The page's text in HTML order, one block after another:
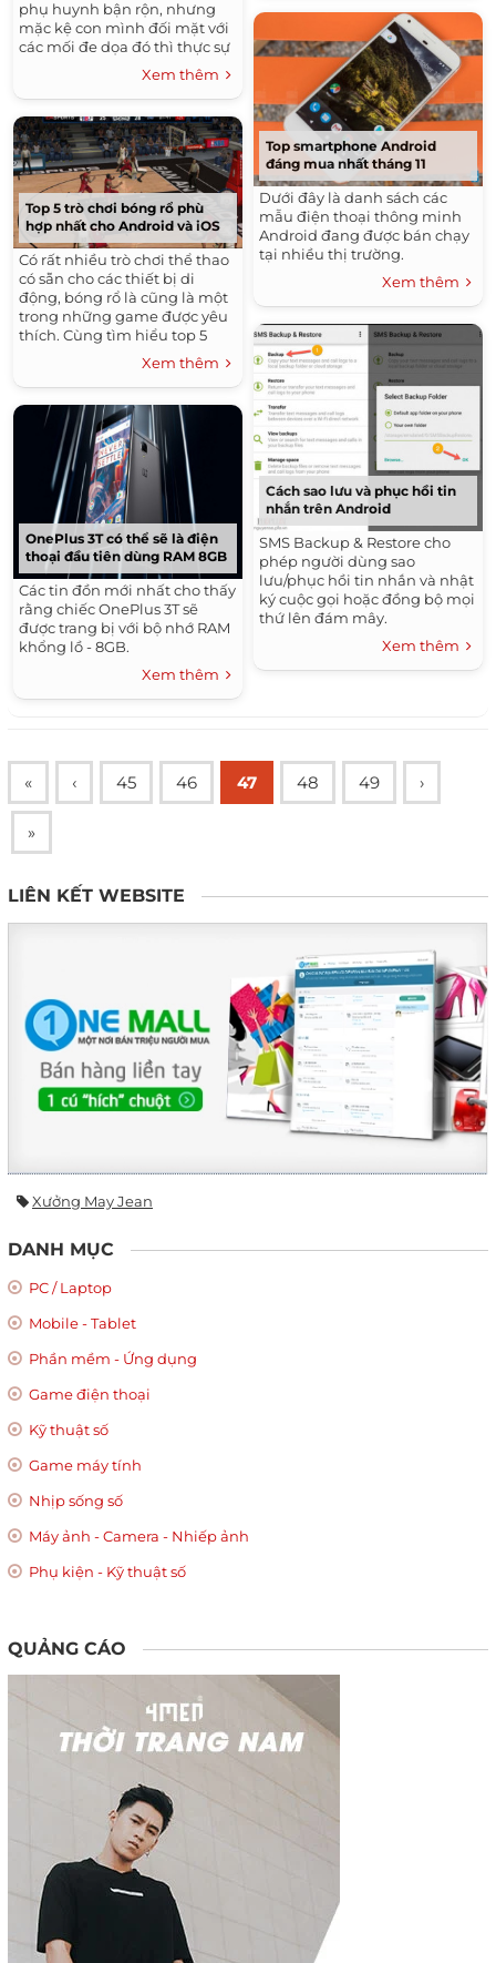
phụ huynh bận rộn, nhưng
mặc kệ con mình đối mặt với
các mối đe dọa đó thì thực sự
Xem thêm
Top 5 trò chơi bóng rổ phù
hợp nhất cho Android và iOS
Có rất nhiều trò chơi thể thao
có sẵn cho các thiết bị di
động, bóng rổ là cũng là một
trong những game được yêu
thích. Cùng tìm hiểu top 5
game bóng rổ được yêu thích
trên Android và iOS.
Xem thêm
OnePlus 3T có thể sẽ là điện
thoại đầu tiên dùng RAM 8GB
Các tin đồn mới nhất cho thấy
rằng chiếc OnePlus 3T sẽ
được trang bị với bộ nhớ RAM
khổng lồ - 8GB.
Xem thêm
Top smartphone Android
đáng mua nhất tháng 11
Dưới đây là danh sách các
mẫu điện thoại thông minh
Android đang được bán chạy
tại nhiều thị trường.
Xem thêm
Cách sao lưu và phục hồi tin
nhắn trên Android
SMS Backup & Restore cho
phép người dùng sao
lưu/phục hồi tin nhắn và nhật
ký cuộc gọi hoặc đồng bộ mọi
thứ lên đám mây.
Xem thêm
« ‹ 45 46 47 48 49 ›
»
LIÊN KẾT WEBSITE
Xưởng May Jean
DANH MỤC
PC / Laptop
Mobile - Tablet
Phần mềm - Ứng dụng
Game điện thoại
Kỹ thuật số
Game máy tính
Nhịp sống số
Máy ảnh - Camera - Nhiếp ảnh
Phụ kiện - Kỹ thuật số
QUẢNG CÁO